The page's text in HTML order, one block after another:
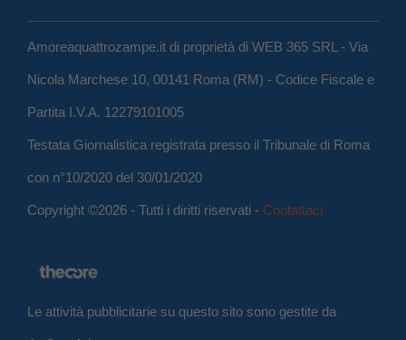
Amoreaquattrozampe.it di proprietà di WEB 365 SRL - Via
Nicola Marchese 10, 00141 Roma (RM) - Codice Fiscale e
Partita I.V.A. 12279101005
Testata Giornalistica registrata presso il Tribunale di Roma
con n°10/2020 del 30/01/2020
Copyright ©2026 - Tutti i diritti riservati - Contattaci
Le attività pubblicitarie su questo sito sono gestite da